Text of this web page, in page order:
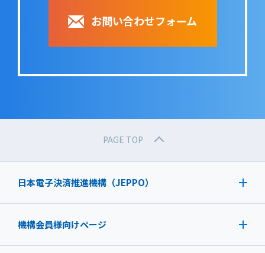
お問い合わせフォーム
PAGE TOP
日本電子決済推進機構（JEPPO）
機構会員様向けページ